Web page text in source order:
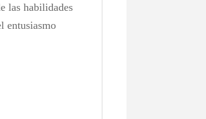
las habilidades
entusiasmo